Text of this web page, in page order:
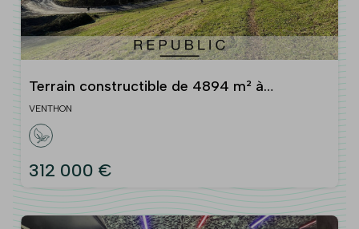
Terrain constructible de 4894 m² à
VENTHON
VENTHON
312 000 €